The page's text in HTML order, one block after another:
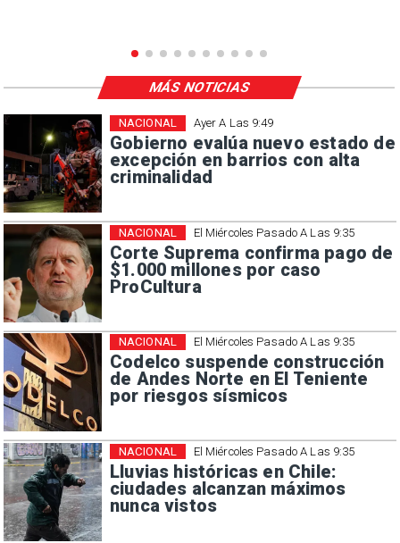
Ayer A Las 9:49
Gobierno evalúa nuevo estado de
excepción en barrios con alta
criminalidad
NACIONAL
El Miércoles Pasado A Las 9:35
Corte Suprema confirma pago de
$1.000 millones por caso
ProCultura
NACIONAL
El Miércoles Pasado A Las 9:35
Codelco suspende construcción
de Andes Norte en El Teniente
por riesgos sísmicos
NACIONAL
El Miércoles Pasado A Las 9:35
Lluvias históricas en Chile:
ciudades alcanzan máximos
nunca vistos
NACIONAL
MÁS NOTICIAS